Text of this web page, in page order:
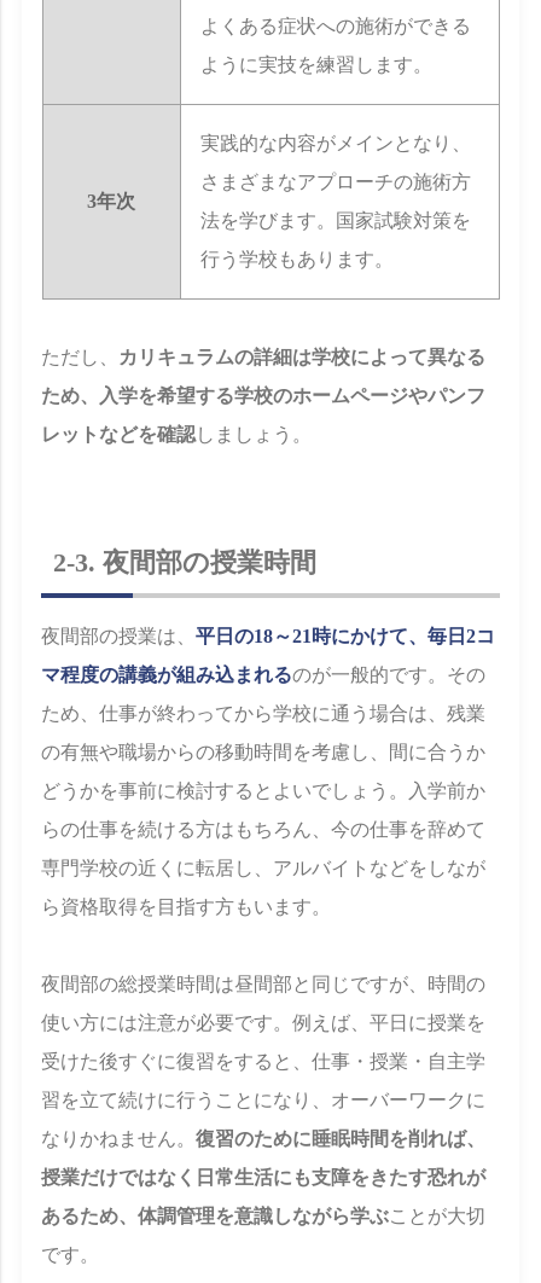
よくある症状への施術ができる
ように実技を練習します。
3年次
実践的な内容がメインとなり、
さまざまなアプローチの施術方
法を学びます。国家試験対策を
行う学校もあります。
ただし、 カリキュラムの詳細は学校によって異なる
ため、入学を希望する学校のホームページやパンフ
レットなどを確認しましょう。
2-3. 夜間部の授業時間
夜間部の授業は、平日の18～21時にかけて、毎日2コ
マ程度の講義が組み込まれるのが一般的です。その
ため、仕事が終わってから学校に通う場合は、残業
の有無や職場からの移動時間を考慮し、間に合うか
どうかを事前に検討するとよいでしょう。入学前か
らの仕事を続ける方はもちろん、今の仕事を辞めて
専門学校の近くに転居し、アルバイトなどをしなが
ら資格取得を目指す方もいます。
夜間部の総授業時間は昼間部と同じですが、時間の
使い方には注意が必要です。例えば、平日に授業を
受けた後すぐに復習をすると、仕事・授業・自主学
習を立て続けに行うことになり、オーバーワークに
なりかねません。復習のために睡眠時間を削れば、
授業だけではなく日常生活にも支障をきたす恐れが
あるため、体調管理を意識しながら学ぶことが大切
です。